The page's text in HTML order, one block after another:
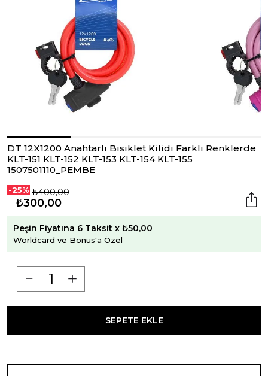
DT 12X1200 Anahtarlı Bisiklet Kilidi Farklı Renklerde
KLT-151 KLT-152 KLT-153 KLT-154 KLT-155
1507501110_PEMBE
-25% ₺400,00
₺300,00
Peşin Fiyatına 6 Taksit x ₺50,00
Worldcard ve Bonus'a Özel
SEPETE EKLE